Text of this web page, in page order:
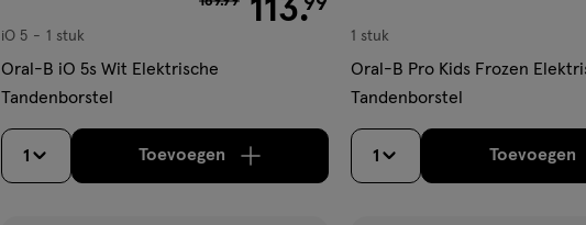
113.
iO
5,
iO 5 1 stuk
Oral-B iO 5s Wit Elektrische
Tandenborstel
1 Toevoegenverhoog aantal met één, Limiet bereikt.Je kan
1 stuk
Oral-B Pro Kids Frozen
Tandenborstel
1 Toevoegen